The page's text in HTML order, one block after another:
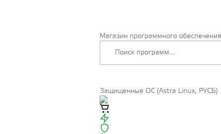
Магазин программного обеспечения
Защищенные ОС (Astra Linux, РУСБ)